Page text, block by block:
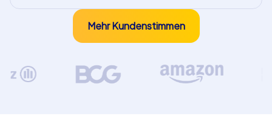
Mehr Kundenstimmen